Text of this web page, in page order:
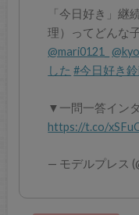
「今日好き」継
理）ってどんな
@mari0121_
した #今日好き
▼一問一答イン
https://t.co/
— モデルプレス